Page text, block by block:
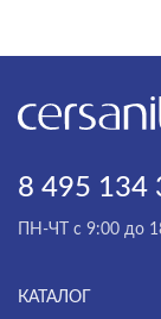
VIRGO
ZEN
8 495 134
ПН-ЧТ с 9:00 до
КАТАЛОГ